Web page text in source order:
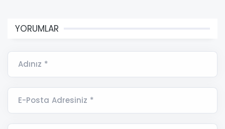
YORUMLAR
Adınız *
E-Posta Adresiniz *